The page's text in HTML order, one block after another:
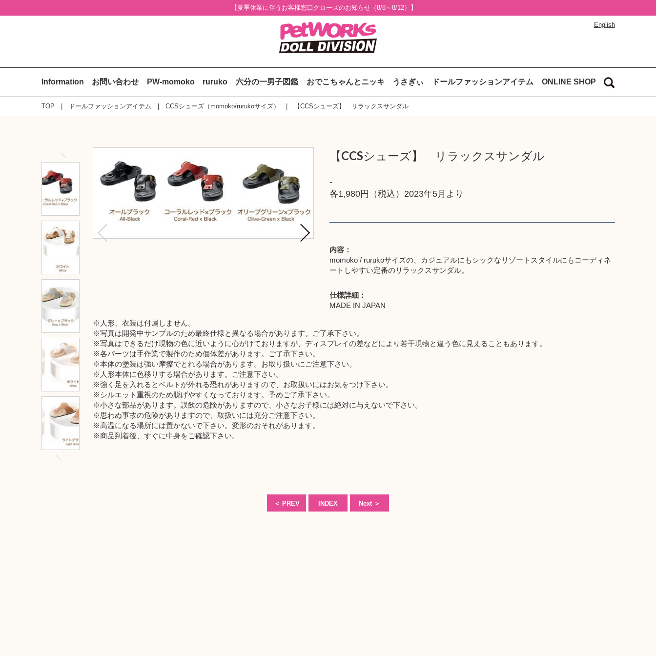
【夏季休業に伴うお客様窓口クローズのお知らせ（8/8～8/12）】
English
Information お問い合わせ PW-momoko ruruko 六分の一男子図鑑 おでこちゃんとニッキ うさぎぃ ドールファッションアイテム ONLINE SHOP
TOP ドールファッションアイテム CCSシューズ（momoko/rurukoサイズ） 【CCSシューズ】 リラックスサンダル
【CCSシューズ】 リラックスサンダル
-
各1,980円（税込）2023年5月より
内容：
momoko / rurukoサイズの、カジュアルにもシックなリゾートスタイルにもコーディネ
ートしやすい定番のリラックスサンダル。
仕様詳細：
MADE IN JAPAN
※人形、衣装は付属しません。
※写真は開発中サンプルのため最終仕様と異なる場合があります。ご了承下さい。
※写真はできるだけ現物の色に近いように心がけておりますが、ディスプレイの差などにより若干現物と違う色に見えることもあります。
※各パーツは手作業で製作のため個体差があります。ご了承下さい。
※本体の塗装は強い摩擦でとれる場合があります。お取り扱いにご注意下さい。
※人形本体に色移りする場合があります。ご注意下さい。
※強く足を入れるとベルトが外れる恐れがありますので、お取扱いにはお気をつけ下さい。
※シルエット重視のため脱げやすくなっております。予めご了承下さい。
※小さな部品があります。誤飲の危険がありますので、小さなお子様には絶対に与えないで下さい。
※思わぬ事故の危険がありますので、取扱いには充分ご注意下さい。
※高温になる場所には置かないで下さい。変形のおそれがあります。
※商品到着後、すぐに中身をご確認下さい。
＜ PREV INDEX Next ＞